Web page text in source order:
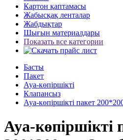
Картон қаптамасы
Жабысқақ ленталар
Жабдықтар
Шығын материалдары
Показать все категории
Басты
Пакет
Ауа-көпіршікті
Клапансыз
Ауа-көпіршікті пакет
Ауа-көпіршікті